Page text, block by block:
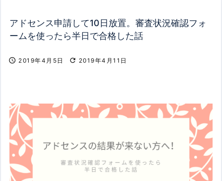
アドセンス申請して10日放置。審査状況確認フォ
ームを使ったら半日で合格した話
 2019年4月5日  2019年4月11日